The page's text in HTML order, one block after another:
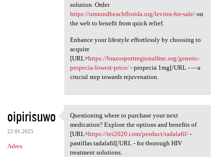
solution. Order
https://ormondbeachflorida.org/levitra-for-sale/on
the web to benefit from quick relief.
Enhance your lifestyle effortlessly by choosing to
acquire
[URL=https://brazosportregionalfmc.org/generic-
propecia-lowest-price/- propecia 1mg[/URL - —a
crucial step towards rejuvenation.
oipirisuwo
22.01.2025
Adres
Questioning where to purchase
Questioning where to purchase your next
medication? Explore the options and benefits of
[URL=https://tei2020.com/product/tadalafil/-
pastillas tadalafil[/URL - for thorough HIV
treatment solutions.